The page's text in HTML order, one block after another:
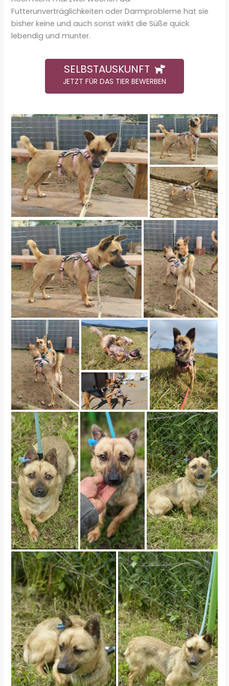
Futterunverträglichkeiten oder Darmprobleme hat sie
bisher keine und auch sonst wirkt die Süße quick
lebendig und munter.
SELBSTAUSKUNFT
JETZT FÜR DAS TIER BEWERBEN